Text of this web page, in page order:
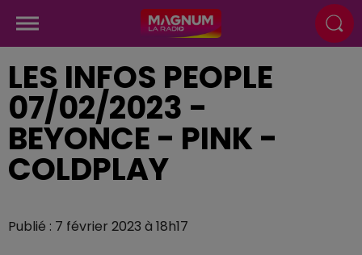
LES INFOS PEOPLE
07/02/2023 -
BEYONCE - PINK -
COLDPLAY
Publié : 7 février 2023 à 18h17